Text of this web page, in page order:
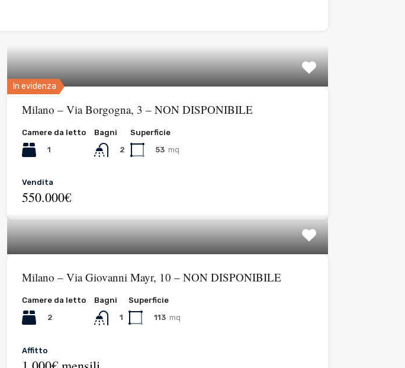
In evidenza
Milano – Via Borgogna, 3 – NON DISPONIBILE
Camere da letto
1
Bagni
2
Superficie
53 mq
Vendita
550.000€
Milano – Via Giovanni Mayr, 10 – NON DISPONIBILE
Camere da letto
2
Bagni
1
Superficie
113 mq
Affitto